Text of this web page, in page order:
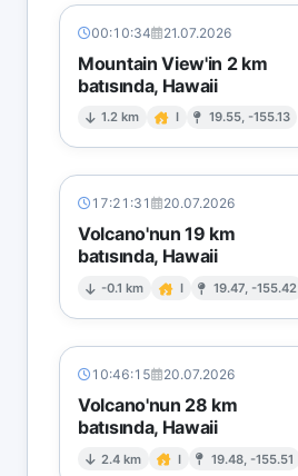
00:10:34 21.07.2026
Mountain View'in 2 km
batısında, Hawaii
1.2 km I 19.55, -155.13
17:21:31 20.07.2026
Volcano'nun 19 km
batısında, Hawaii
-0.1 km I 19.47, -155.42
10:46:15 20.07.2026
Volcano'nun 28 km
batısında, Hawaii
2.4 km I 19.48, -155.51